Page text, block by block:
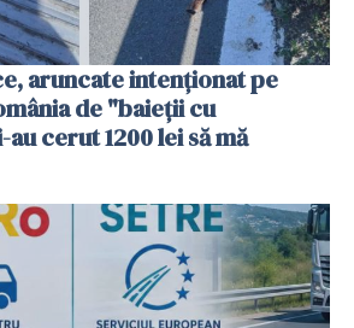
aruncate intenționat pe
de "baieții cu
cerut 1200 lei să mă